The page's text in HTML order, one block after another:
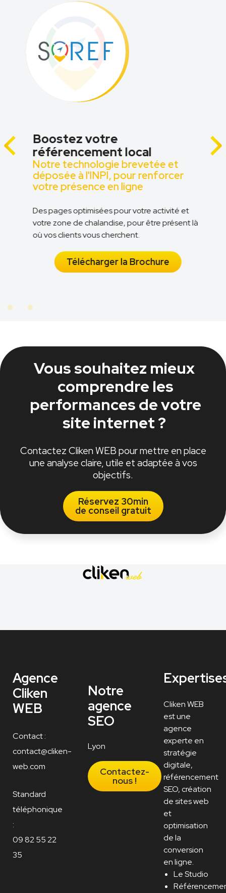
Boostez votre
référencement local
Notre technologie brevetée et
déposée à l'INPI, pour renforcer
votre présence en ligne
Des pages optimisées pour votre activité et
votre zone de chalandise, pour être présent là
où vos clients vous cherchent.
Télécharger la Brochure
Vous souhaitez mieux
comprendre les
performances de votre
site internet ?
Contactez Cliken WEB pour mettre en place
une analyse claire, utile et adaptée à vos
objectifs.
Réservez 30min
de conseil gratuit
Agence
Cliken
WEB
Contact :
contact@cliken-
web.com
Standard
téléphonique
:
09 82 55 22
35
Notre
agence
SEO
Lyon
Contactez-
nous !
Cliken WEB
est une
agence
experte en
stratégie
digitale,
référencement
SEO, création
de sites web
et
optimisation
de la
conversion
en ligne.
Le Studio